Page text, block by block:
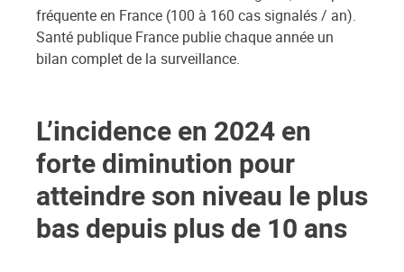
fréquente en France (100 à 160 cas signalés / an).
Santé publique France publie chaque année un
bilan complet de la surveillance.
L’incidence en 2024 en
forte diminution pour
atteindre son niveau le plus
bas depuis plus de 10 ans